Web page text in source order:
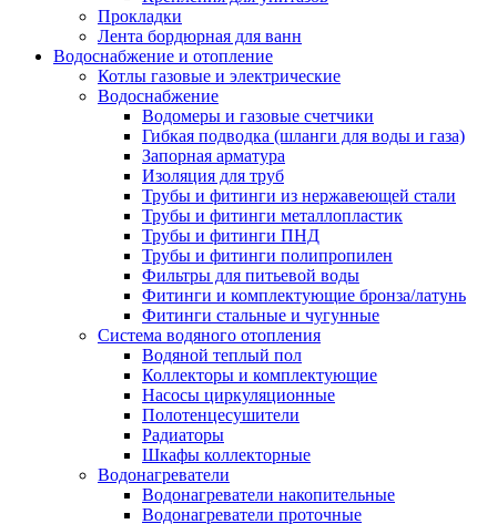
Прокладки
Лента бордюрная для ванн
Водоснабжение и отопление
Котлы газовые и электрические
Водоснабжение
Водомеры и газовые счетчики
Гибкая подводка (шланги для воды и газа)
Запорная арматура
Изоляция для труб
Трубы и фитинги из нержавеющей стали
Трубы и фитинги металлопластик
Трубы и фитинги ПНД
Трубы и фитинги полипропилен
Фильтры для питьевой воды
Фитинги и комплектующие бронза/латунь
Фитинги стальные и чугунные
Система водяного отопления
Водяной теплый пол
Коллекторы и комплектующие
Насосы циркуляционные
Полотенцесушители
Радиаторы
Шкафы коллекторные
Водонагреватели
Водонагреватели накопительные
Водонагреватели проточные